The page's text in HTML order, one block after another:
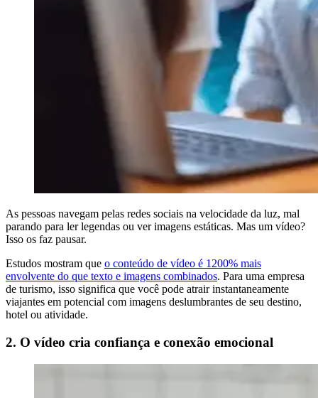
As pessoas navegam pelas redes sociais na velocidade da luz, mal
parando para ler legendas ou ver imagens estáticas. Mas um vídeo?
Isso os faz pausar.
Estudos mostram que o conteúdo de vídeo é 1200% mais
envolvente do que texto e imagens combinados. Para uma empresa
de turismo, isso significa que você pode atrair instantaneamente
viajantes em potencial com imagens deslumbrantes de seu destino,
hotel ou atividade.
2. O vídeo cria confiança e conexão emocional